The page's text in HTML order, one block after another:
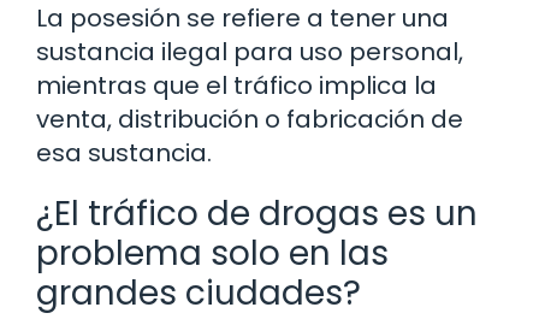
La posesión se refiere a tener una
sustancia ilegal para uso personal,
mientras que el tráfico implica la
venta, distribución o fabricación de
esa sustancia.
¿El tráfico de drogas es un
problema solo en las
grandes ciudades?